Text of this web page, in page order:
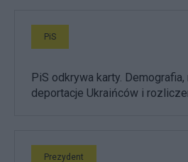
PiS
PiS odkrywa karty. Demografia,
deportacje Ukraińców i
Prezydent